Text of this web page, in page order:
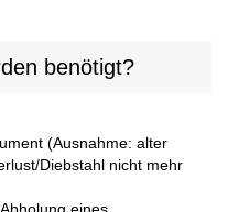
benötigt?
(Ausnahme: alter
Diebstahl nicht mehr